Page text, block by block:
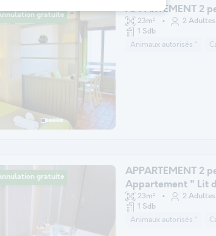
gratuite APPARTEMENT 2
23m² 2 Adultes
1 Sdb
Animaux autorisés *
gratuite
APPARTEMENT 2
Appartement " Lit
23m² 2 Adultes
1 Sdb
Animaux autorisés *